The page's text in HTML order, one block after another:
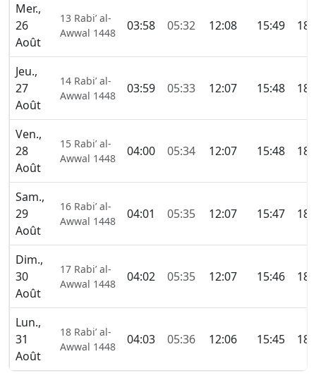
Mer.,
26
Août
13 Rabi’ al-
Awwal 1448
03:58 05:32 12:08 15:49
Jeu.,
27
Août
14 Rabi’ al-
Awwal 1448
03:59 05:33 12:07 15:48
Ven.,
28
Août
15 Rabi’ al-
Awwal 1448
04:00 05:34 12:07 15:48
Sam.,
29
Août
16 Rabi’ al-
Awwal 1448
04:01 05:35 12:07 15:47
Dim.,
30
Août
17 Rabi’ al-
Awwal 1448
04:02 05:35 12:07 15:46
Lun.,
31
Août
18 Rabi’ al-
Awwal 1448
04:03 05:36 12:06 15:45